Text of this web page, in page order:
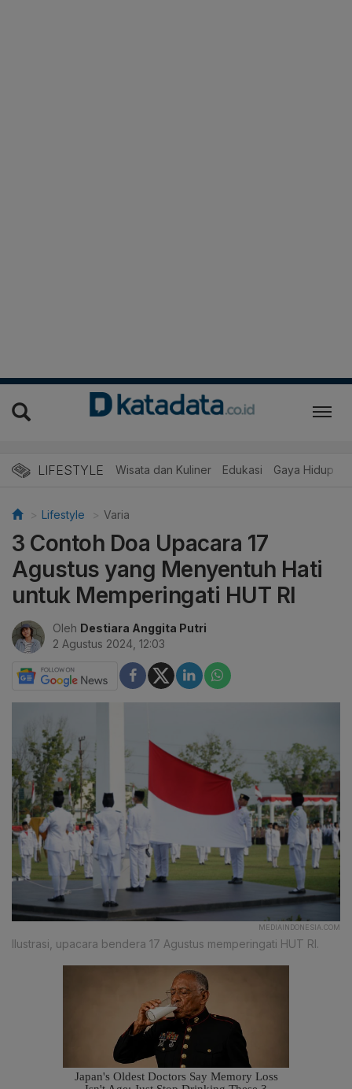
LIFESTYLE Wisata dan Kuliner Edukasi Gaya Hidup
Lifestyle Varia
3 Contoh Doa Upacara 17
Agustus yang Menyentuh Hati
untuk Memperingati HUT RI
Oleh Destiara Anggita Putri
2 Agustus 2024, 12:03
MEDIAINDONESIA.COM
Ilustrasi, upacara bendera 17 Agustus memperingati HUT RI.